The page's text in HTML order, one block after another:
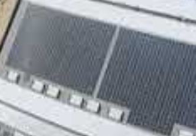
annoncé la mise en service de
mois, notamment :
contribuant significativement à
l’ampleur du parc solaire.
le même site, selon les annonces